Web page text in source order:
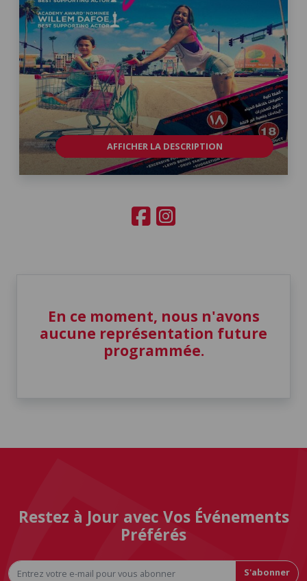
AFFICHER LA DESCRIPTION
En ce moment, nous n'avons
aucune représentation future
programmée.
Restez à Jour avec Vos Événements
Préférés
S'abonner